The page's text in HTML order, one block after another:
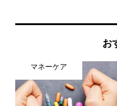
お
マネーケア